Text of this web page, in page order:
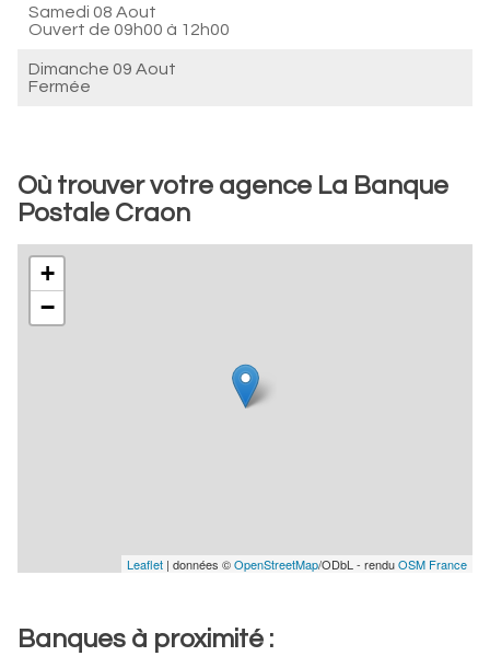
Samedi 08 Aout
Ouvert de 09h00 à 12h00
Dimanche 09 Aout
Fermée
Où trouver votre agence La Banque
Postale Craon
+
−
Leaflet | données ©OpenStreetMap/ODbL - renduOSM France
Banques à proximité :